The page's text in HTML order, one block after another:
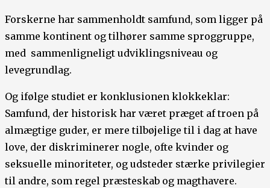
Forskerne har sammenholdt samfund, som ligger på
samme kontinent og tilhører samme sproggruppe,
med sammenligneligt udviklingsniveau og
levegrundlag.
Og ifølge studiet er konklusionen klokkeklar:
Samfund, der historisk har været præget af troen på
almægtige guder, er mere tilbøjelige til i dag at have
love, der diskriminerer nogle, ofte kvinder og
seksuelle minoriteter, og udsteder stærke privilegier
til andre, som regel præsteskab og magthavere.